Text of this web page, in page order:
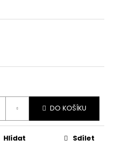
DO KOŠÍKU
Hlídat Sdílet